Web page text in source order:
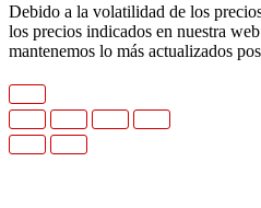
Debido a la volatilidad de los
los precios indicados en nuestra
mantenemos lo más actualizados